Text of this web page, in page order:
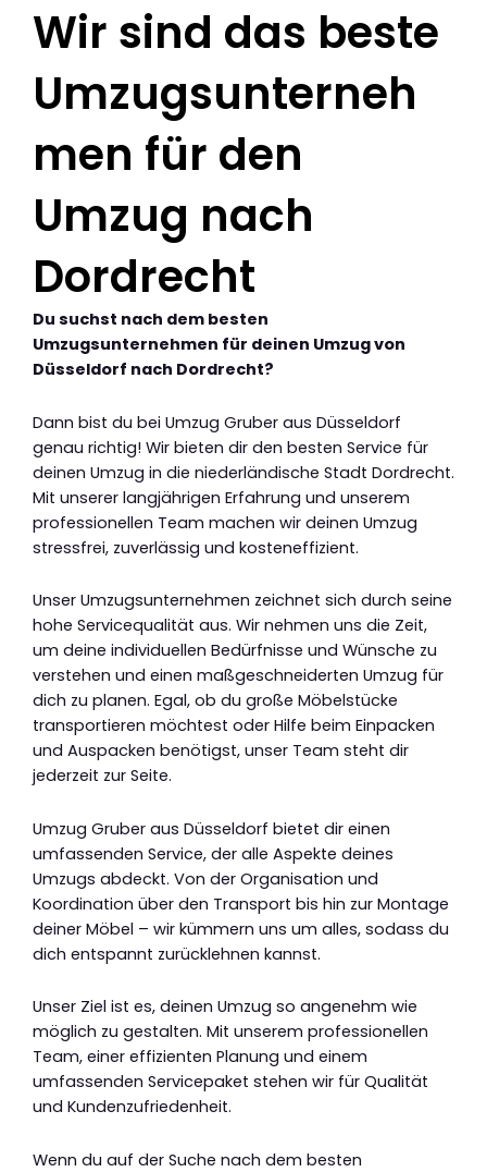
Wir sind das beste
Umzugsunterneh
men für den
Umzug nach
Dordrecht
Du suchst nach dem besten
Umzugsunternehmen für deinen Umzug von
Düsseldorf nach Dordrecht?
Dann bist du bei Umzug Gruber aus Düsseldorf
genau richtig! Wir bieten dir den besten Service für
deinen Umzug in die niederländische Stadt Dordrecht.
Mit unserer langjährigen Erfahrung und unserem
professionellen Team machen wir deinen Umzug
stressfrei, zuverlässig und kosteneffizient.
Unser Umzugsunternehmen zeichnet sich durch seine
hohe Servicequalität aus. Wir nehmen uns die Zeit,
um deine individuellen Bedürfnisse und Wünsche zu
verstehen und einen maßgeschneiderten Umzug für
dich zu planen. Egal, ob du große Möbelstücke
transportieren möchtest oder Hilfe beim Einpacken
und Auspacken benötigst, unser Team steht dir
jederzeit zur Seite.
Umzug Gruber aus Düsseldorf bietet dir einen
umfassenden Service, der alle Aspekte deines
Umzugs abdeckt. Von der Organisation und
Koordination über den Transport bis hin zur Montage
deiner Möbel – wir kümmern uns um alles, sodass du
dich entspannt zurücklehnen kannst.
Unser Ziel ist es, deinen Umzug so angenehm wie
möglich zu gestalten. Mit unserem professionellen
Team, einer effizienten Planung und einem
umfassenden Servicepaket stehen wir für Qualität
und Kundenzufriedenheit.
Wenn du auf der Suche nach dem besten